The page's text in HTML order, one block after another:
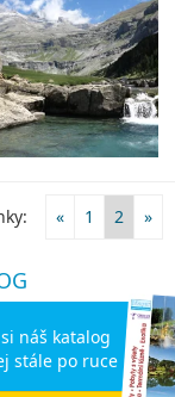
« 1 2 »
náš katalog
stále po ruce